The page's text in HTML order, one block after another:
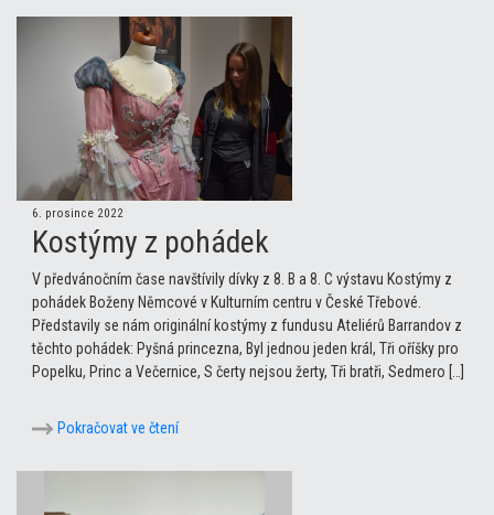
6. prosince 2022
Kostýmy z pohádek
V předvánočním čase navštívily dívky z 8. B a 8. C výstavu Kostýmy z
pohádek Boženy Němcové v Kulturním centru v České Třebové.
Představily se nám originální kostýmy z fundusu Ateliérů Barrandov z
těchto pohádek: Pyšná princezna, Byl jednou jeden král, Tři oříšky pro
Popelku, Princ a Večernice, S čerty nejsou žerty, Tři bratři, Sedmero […]
Pokračovat ve čtení